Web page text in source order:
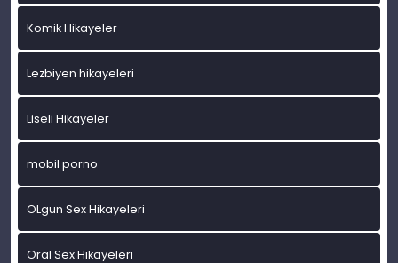
Komik Hikayeler
Lezbiyen hikayeleri
Liseli Hikayeler
mobil porno
OLgun Sex Hikayeleri
Oral Sex Hikayeleri